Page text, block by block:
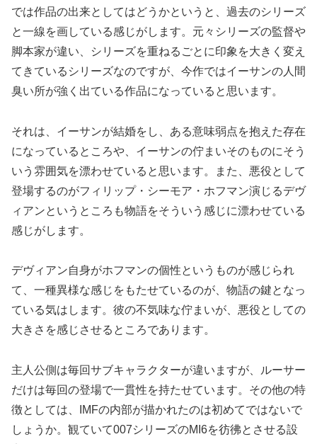
では作品の出来としてはどうかというと、過去のシリーズ
と一線を画している感じがします。元々シリーズの監督や
脚本家が違い、シリーズを重ねるごとに印象を大きく変え
てきているシリーズなのですが、今作ではイーサンの人間
臭い所が強く出ている作品になっていると思います。
それは、イーサンが結婚をし、ある意味弱点を抱えた存在
になっているところや、イーサンの佇まいそのものにそう
いう雰囲気を漂わせていると思います。また、悪役として
登場するのがフィリップ・シーモア・ホフマン演じるデヴ
ィアンというところも物語をそういう感じに漂わせている
感じがします。
デヴィアン自身がホフマンの個性というものが感じられ
て、一種異様な感じをもたせているのが、物語の鍵となっ
ている気はします。彼の不気味な佇まいが、悪役としての
大きさを感じさせるところであります。
主人公側は毎回サブキャラクターが違いますが、ルーサー
だけは毎回の登場で一貫性を持たせています。その他の特
徴としては、IMFの内部が描かれたのは初めてではないで
しょうか。観ていて007シリーズのMI6を彷彿とさせる設